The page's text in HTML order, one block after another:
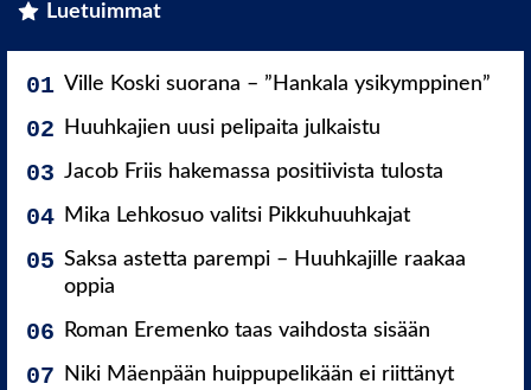
Luetuimmat
Ville Koski suorana – ”Hankala ysikymppinen”
Huuhkajien uusi pelipaita julkaistu
Jacob Friis hakemassa positiivista tulosta
Mika Lehkosuo valitsi Pikkuhuuhkajat
Saksa astetta parempi – Huuhkajille raakaa
oppia
Roman Eremenko taas vaihdosta sisään
Niki Mäenpään huippupelikään ei riittänyt